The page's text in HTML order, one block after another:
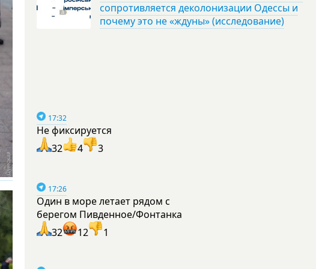
сопротивляется деколонизации Одессы и
почему это не «ждуны» (исследование)
17:32
Не фиксируется
32
4 3
17:26
Один в море летает рядом с
берегом Пивденное/Фонтанка
32
12 1